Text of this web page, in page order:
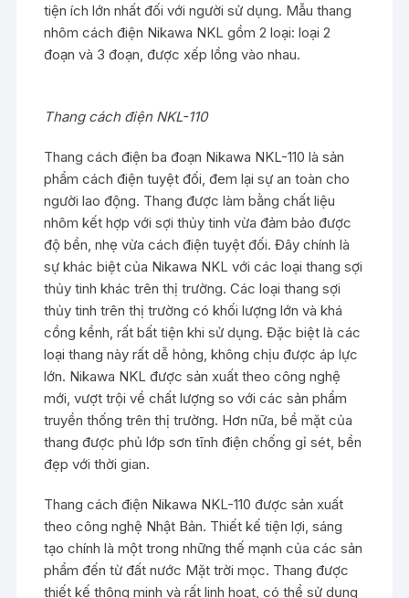
tiện ích lớn nhất đối với người sử dụng. Mẫu thang
nhôm cách điện Nikawa NKL gồm 2 loại: loại 2
đoạn và 3 đoạn, được xếp lồng vào nhau.
Thang cách điện NKL-110
Thang cách điện ba đoạn Nikawa NKL-110 là sản
phẩm cách điện tuyệt đối, đem lại sự an toàn cho
người lao động. Thang được làm bằng chất liệu
nhôm kết hợp với sợi thủy tinh vừa đảm bảo được
độ bền, nhẹ vừa cách điện tuyệt đối. Đây chính là
sự khác biệt của Nikawa NKL với các loại thang sợi
thủy tinh khác trên thị trường. Các loại thang sợi
thủy tinh trên thị trường có khối lượng lớn và khá
cồng kềnh, rất bất tiện khi sử dụng. Đặc biệt là các
loại thang này rất dễ hỏng, không chịu được áp lực
lớn. Nikawa NKL được sản xuất theo công nghệ
mới, vượt trội về chất lượng so với các sản phẩm
truyền thống trên thị trường. Hơn nữa, bề mặt của
thang được phủ lớp sơn tĩnh điện chống gỉ sét, bền
đẹp với thời gian.
Thang cách điện Nikawa NKL-110 được sản xuất
theo công nghệ Nhật Bản. Thiết kế tiện lợi, sáng
tạo chính là một trong những thế mạnh của các sản
phẩm đến từ đất nước Mặt trời mọc. Thang được
thiết kế thông minh và rất linh hoạt, có thể sử dụng